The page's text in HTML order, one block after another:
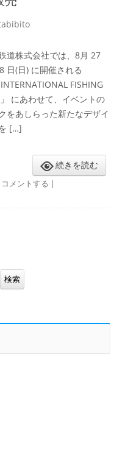
道株式会社では、8月 27
日(日) に開催される
INTERNATIONAL FISHING
」 にあわせて、イベントの
をあしらった新たなデザイ
[…]
続きを読む
コメントする |